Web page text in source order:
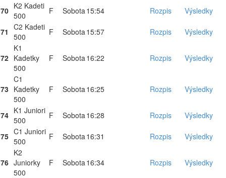
70 K2 Kadeti
500
F Sobota15:54 Rozpis Výsledky
71 C2 Kadeti
500
F Sobota15:57 Rozpis Výsledky
72
K1
Kadetky
500
F Sobota16:22 Rozpis Výsledky
73
C1
Kadetky
500
F Sobota16:25 Rozpis Výsledky
74 K1 Juniori
500
F Sobota16:28 Rozpis Výsledky
75 C1 Juniori
500
F Sobota16:31 Rozpis Výsledky
76
K2
Juniorky
500
F Sobota16:34 Rozpis Výsledky